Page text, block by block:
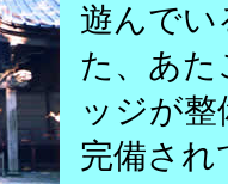
遊んでい
た、あた
ッジが
完備され